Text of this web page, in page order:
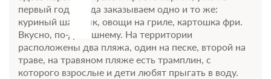
первый год всегда заказываем одно и то же:
куриный шашлык, овощи на гриле, картошка фри.
Вкусно, по-домашнему. На территории
расположены два пляжа, один на песке, второй на
траве, на травяном пляже есть трамплин, с
которого взрослые и дети любят прыгать в воду.